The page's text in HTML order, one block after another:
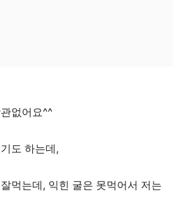
없어요^^
도 하는데,
먹는데, 익힌 굴은 못먹어서 저는